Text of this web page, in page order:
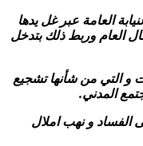
العامة عبر غل يدها
العام وربط ذلك بتدخل
و التي من شأنها تشجيع
المدني.
الفساد و نهب املال